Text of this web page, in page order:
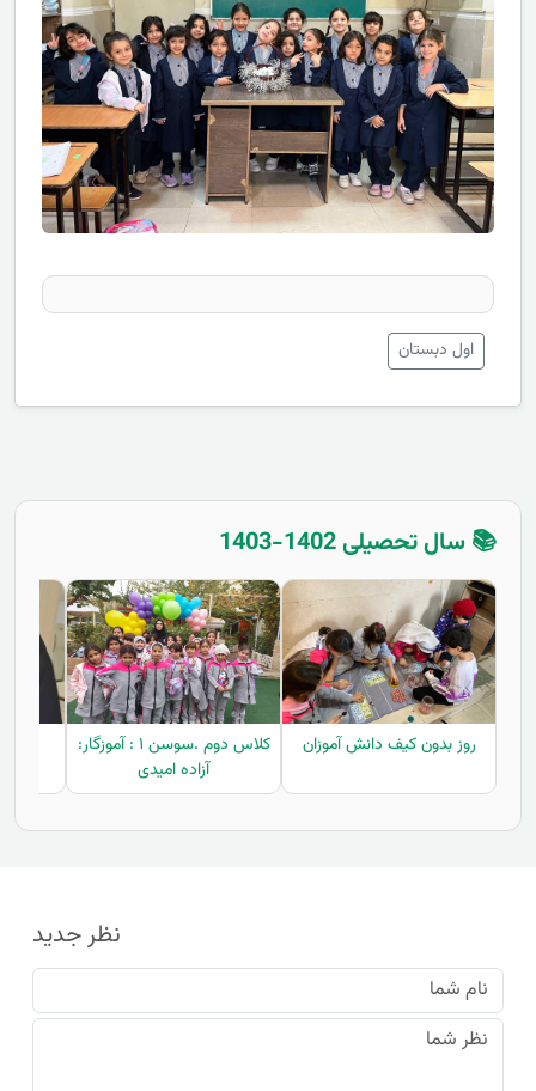
اول دبستان
📚 سال تحصیلی 1402-1403
روز بدون کیف دانش آموزان
کلاس دوم .سوسن ۱ : آموزگار:
آزاده امیدی
نظر جدید